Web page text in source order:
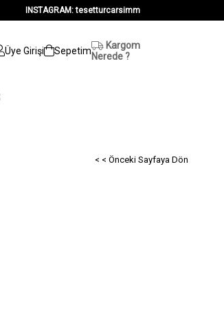
INSTAGRAM: tesetturcarsimm
Üye Girişi Sepetim
Kargom
Nerede ?
< < Önceki Sayfaya Dön